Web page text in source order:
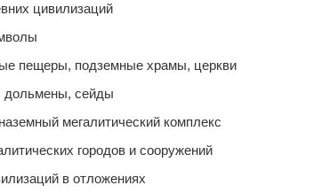
цивилизаций
пещеры, подземные храмы, церкви
сейды
мегалитический комплекс
городов и сооружений
в отложениях